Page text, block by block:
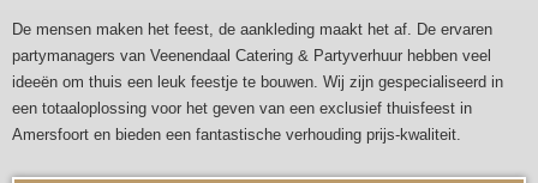
De mensen maken het feest, de aankleding maakt het af. De ervaren
partymanagers van Veenendaal Catering & Partyverhuur hebben veel
ideeën om thuis een leuk feestje te bouwen. Wij zijn gespecialiseerd in
een totaaloplossing voor het geven van een exclusief thuisfeest in
Amersfoort en bieden een fantastische verhouding prijs-kwaliteit.